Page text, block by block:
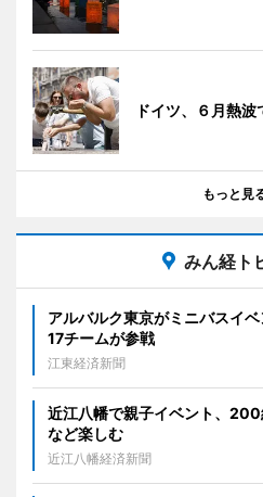
ドイツ、６月熱
もっと見
みん経ト
アルバルク東京がミニバスイ
17チームが参戦
江東経済新聞
近江八幡で親子イベント、
など楽しむ
近江八幡経済新聞